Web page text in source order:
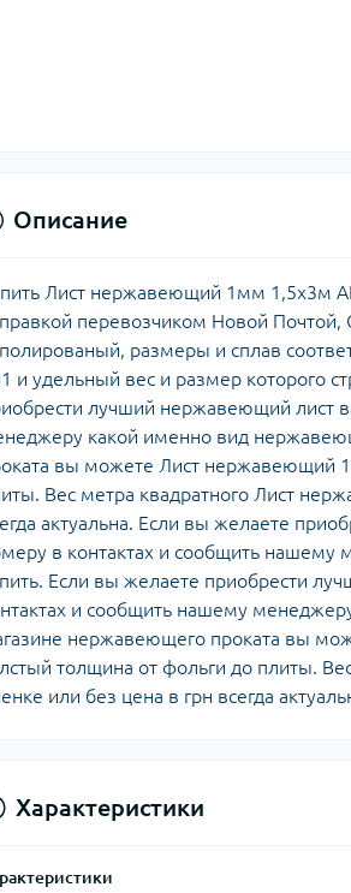
Описание
Лист нержавеющий 1мм 1,5х3м
перевозчиком Новой Почтой,
размеры и сплав
и удельный вес и размер которого
лучший нержавеющий лист
какой именно вид
вы можете Лист нержавеющий
Вес метра квадратного Лист
актуальна. Если вы желаете
в контактах и сообщить
Если вы желаете приобрести
и сообщить нашему
нержавеющего проката вы
толщина от фольги до плиты.
или без цена в грн всегда
Характеристики